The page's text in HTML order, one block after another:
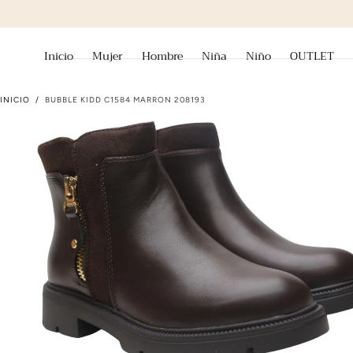
Inicio Mujer Hombre Niña Niño OUTLET
INICIO / BUBBLE KIDD C1584 MARRON 208193